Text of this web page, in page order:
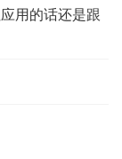
用的话还是跟